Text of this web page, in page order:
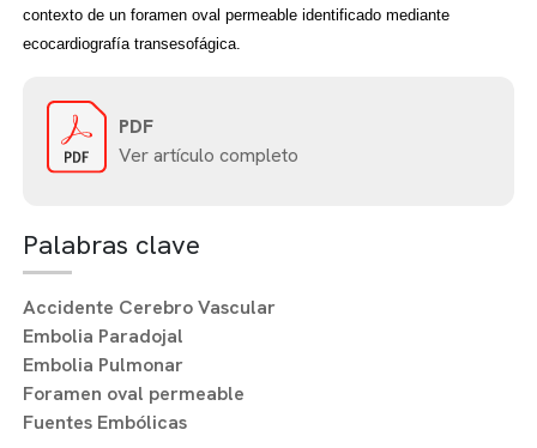
contexto de un foramen oval permeable identificado mediante
ecocardiografía transesofágica.
PDF
Ver artículo completo
Palabras clave
Accidente Cerebro Vascular
Embolia Paradojal
Embolia Pulmonar
Foramen oval permeable
Fuentes Embólicas